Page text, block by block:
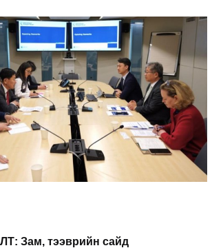
Зам, тээврийн сайд